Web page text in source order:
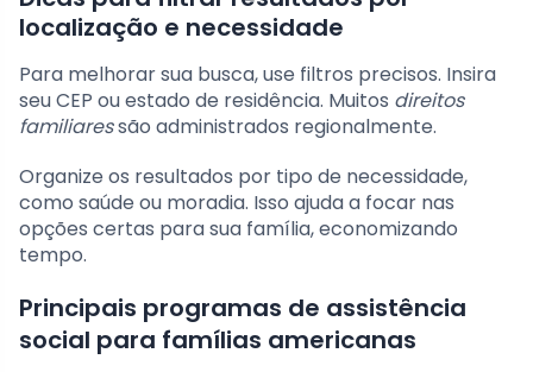
localização e necessidade
Para melhorar sua busca, use filtros precisos. Insira
seu CEP ou estado de residência. Muitos direitos
familiaressão administrados regionalmente.
Organize os resultados por tipo de necessidade,
como saúde ou moradia. Isso ajuda a focar nas
opções certas para sua família, economizando
tempo.
Principais programas de assistência
social para famílias americanas